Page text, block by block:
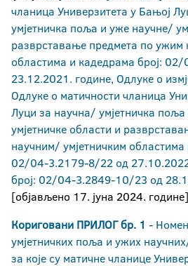
чланица Универзитета у Бањој
умјетничка поља и уже научне/
разврставање предмета по ужим
областима и кадедрама број:
23.12.2021. године, Одлуке о
Одлуке о матичности чланица
Луци за научна/ умјетничка
умјетничке области и
научним/ умјетничким областима
02/04-3.2179-8/22 од
број: 02/04-3.2849-10/23 од
[објављено 17. јуна 2024. године]
Кориговани ПРИЛОГ бр. 1 -
умјетничких поља и ужих
за које су матичне чланице